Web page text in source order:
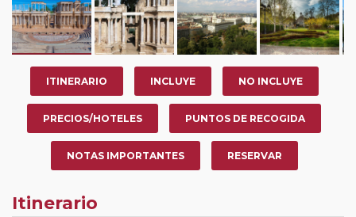
ITINERARIO INCLUYE NO INCLUYE
PRECIOS/HOTELES PUNTOS DE RECOGIDA
NOTAS IMPORTANTES RESERVAR
Itinerario